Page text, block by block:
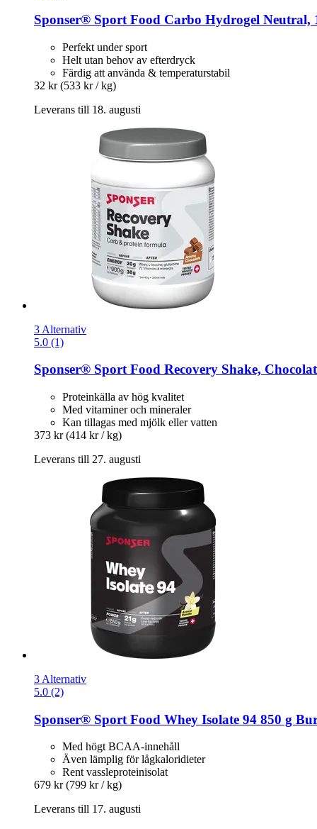
Sponser® Sport Food Carbo Hydrogel Neutral,
Perfekt under sport
Helt utan behov av efterdryck
Färdig att använda & temperaturstabil
32 kr (533 kr / kg)
Leverans till 18. augusti
3 Alternativ
5.0 (1)
Sponser® Sport Food Recovery Shake,
Proteinkälla av hög kvalitet
Med vitaminer och mineraler
Kan tillagas med mjölk eller vatten
373 kr (414 kr / kg)
Leverans till 27. augusti
3 Alternativ
5.0 (2)
Sponser® Sport Food Whey Isolate 94 850 g
Med högt BCAA-innehåll
Även lämplig för lågkaloridieter
Rent vassleproteinisolat
679 kr (799 kr / kg)
Leverans till 17. augusti